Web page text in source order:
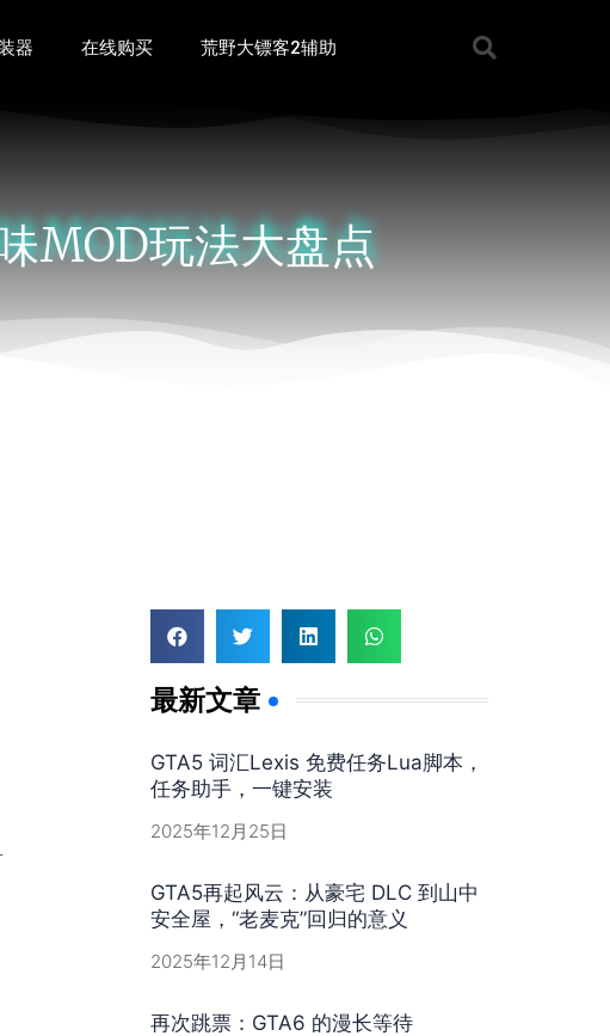
器 在线购买 荒野大镖客2辅助
MOD玩法大盘点
最新文章
GTA5 词汇Lexis 免费任务Lua脚本，
任务助手，一键安装
2025年12月25日
GTA5再起风云：从豪宅 DLC 到山中
安全屋，“老麦克”回归的意义
2025年12月14日
再次跳票：GTA6 的漫长等待